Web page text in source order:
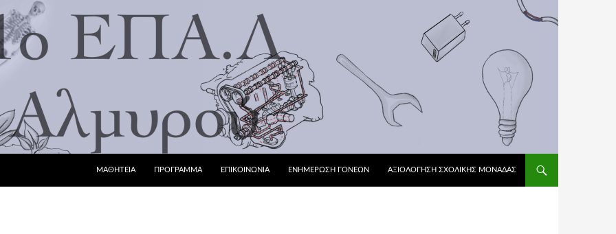
ΜΑΘΗΤΕΙΑ
ΠΡΟΓΡΑΜΜΑ ΕΠΙΚΟΙΝΩΝΙΑ ΕΝΗΜΕΡΩΣΗ ΓΟΝΕΩΝ ΑΞΙΟΛΌΓΗΣΗ ΣΧΟΛΙΚΉΣ ΜΟΝΆΔΑΣ